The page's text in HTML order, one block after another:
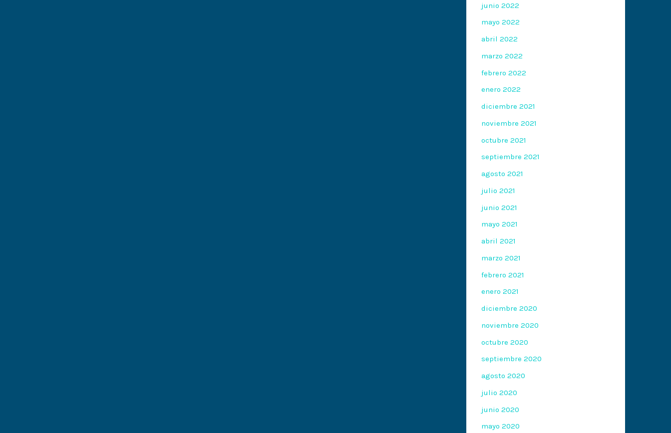
junio 2022
mayo 2022
abril 2022
marzo 2022
febrero 2022
enero 2022
diciembre 2021
noviembre 2021
octubre 2021
septiembre 2021
agosto 2021
julio 2021
junio 2021
mayo 2021
abril 2021
marzo 2021
febrero 2021
enero 2021
diciembre 2020
noviembre 2020
octubre 2020
septiembre 2020
agosto 2020
julio 2020
junio 2020
mayo 2020